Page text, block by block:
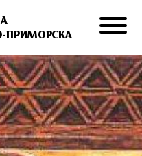
ПРИМОРСКА